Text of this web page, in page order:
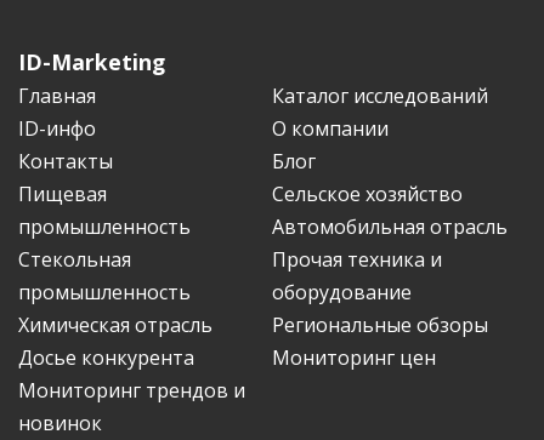
ID-Marketing
Главная
Каталог исследований
ID-инфо
О компании
Контакты
Блог
Пищевая
промышленность
Сельское хозяйство
Автомобильная отрасль
Стекольная
промышленность
Прочая техника и
оборудование
Химическая отрасль
Региональные обзоры
Досье конкурента
Мониторинг цен
Мониторинг трендов и
новинок